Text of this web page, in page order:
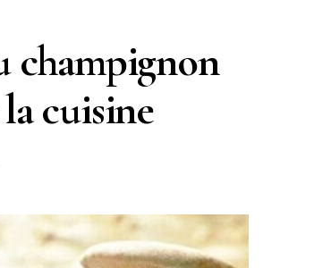
champignon
cuisine